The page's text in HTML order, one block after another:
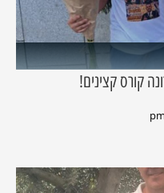
קורס קצינים!